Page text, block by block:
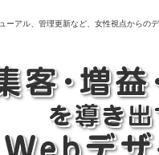
アル、管理更新など、女性視点からの